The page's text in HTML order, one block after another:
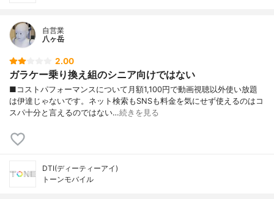
自営業
八ヶ岳
2.00
ガラケー乗り換え組のシニア向けではない
■コストパフォーマンスについて月額1,100円で動画視聴以外使い放題
は伊達じゃないです。ネット検索もSNSも料金を気にせず使えるのはコ
スパ十分と言えるのではない…続きを見る
DTI(ディーティーアイ)
トーンモバイル